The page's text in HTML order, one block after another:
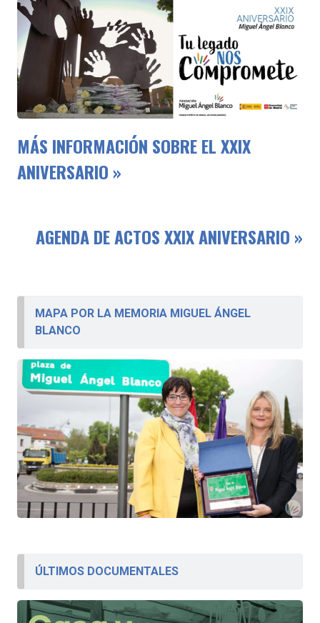
MÁS INFORMACIÓN SOBRE EL XXIX
ANIVERSARIO »
AGENDA DE ACTOS XXIX ANIVERSARIO »
MAPA POR LA MEMORIA MIGUEL ÁNGEL
BLANCO
ÚLTIMOS DOCUMENTALES